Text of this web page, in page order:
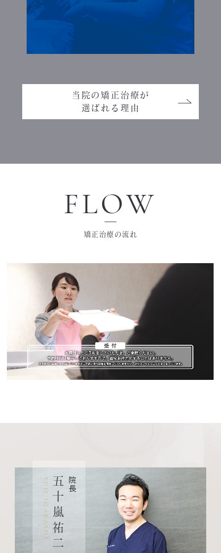
当院の矯正治療が
選ばれる理由
FLOW
矯正治療の流れ
院長
五十嵐祐二
YUJI IGARASHI